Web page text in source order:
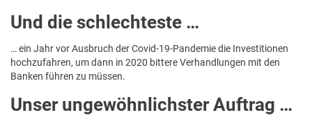
Und die schlechteste …
… ein Jahr vor Ausbruch der Covid-19-Pandemie die Investitionen
hochzufahren, um dann in 2020 bittere Verhandlungen mit den
Banken führen zu müssen.
Unser ungewöhnlichster Auftrag …